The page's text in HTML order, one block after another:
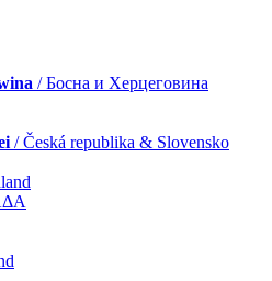
/ Босна и Херцеговина
/ Česká republika & Slovensko